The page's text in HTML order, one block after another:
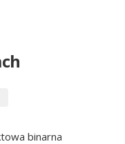
binarna